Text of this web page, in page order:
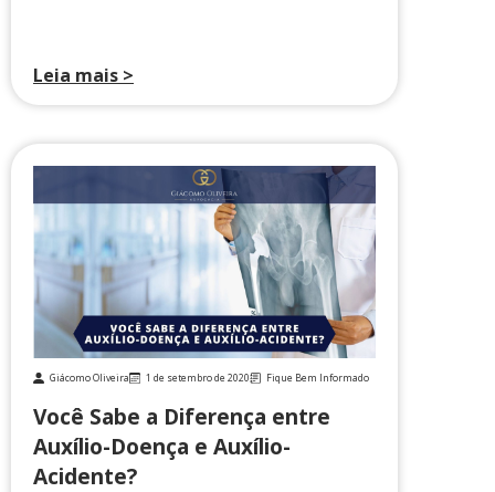
Leia mais >
Giácomo Oliveira 1 de setembro de 2020 Fique Bem Informado
Você Sabe a Diferença entre
Auxílio-Doença e Auxílio-
Acidente?